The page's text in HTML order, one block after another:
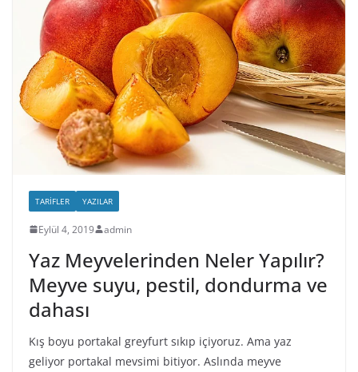
TARIFLER YAZILAR
Eylül 4, 2019 admin
Yaz Meyvelerinden Neler Yapılır?
Meyve suyu, pestil, dondurma ve
dahası
Kış boyu portakal greyfurt sıkıp içiyoruz. Ama yaz
geliyor portakal mevsimi bitiyor. Aslında meyve